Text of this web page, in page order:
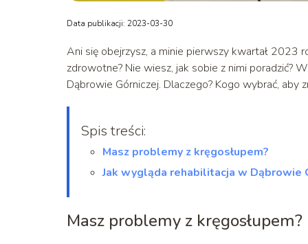
Data publikacji: 2023-03-30
Ani się obejrzysz, a minie pierwszy kwartał 2023
zdrowotne? Nie wiesz, jak sobie z nimi poradzić?
Dąbrowie Górniczej. Dlaczego? Kogo wybrać,
Spis treści:
Masz problemy z kręgosłupem?
Jak wygląda rehabilitacja w Dąbrowie
Masz problemy z kręgosłupem?